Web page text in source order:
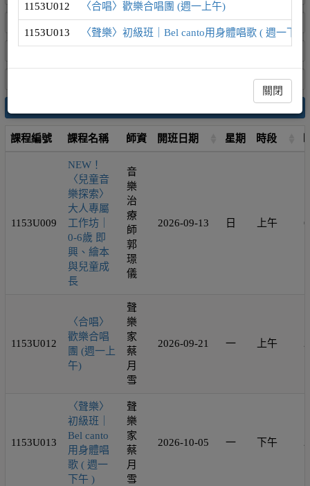
課程編號 課程名稱 師資 開班日期 星期 時段
1153U009
NEW！
〈兒童音
樂探索〉
大人專屬
工作坊｜
0-6歲 即
興、繪本
與兒童成
長
音
樂
治
療
師
郭
璟
儀
2026-09-13 日 上午 6
1153U012
〈合唱〉
歡樂合唱
團 (週一上
午)
聲
樂
家
蔡
月
雪
2026-09-21 一 上午
1153U013
〈聲樂〉
初級班｜
Bel canto
用身體唱
歌 ( 週一
下午 )
聲
樂
家
蔡
月
雪
2026-10-05 一 下午
1153U012 〈合唱〉歡樂合唱團 (週一上午)
1153U013 〈聲樂〉初級班｜Bel canto用身體唱歌 ( 週一下午
關閉